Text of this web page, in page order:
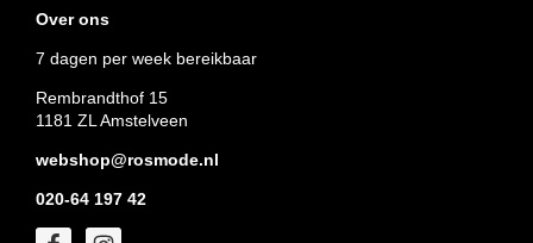
Over ons
7 dagen per week bereikbaar
Rembrandthof 15
1181 ZL Amstelveen
webshop@rosmode.nl
020-64 197 42